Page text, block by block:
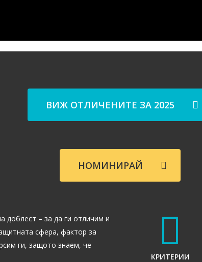
ВИЖ ОТЛИЧЕНИТЕ ЗА 2025
НОМИНИРАЙ
доблест – за да ги отличим и
сфера, фактор за
ги, защото знаем, че
КРИТЕРИИ